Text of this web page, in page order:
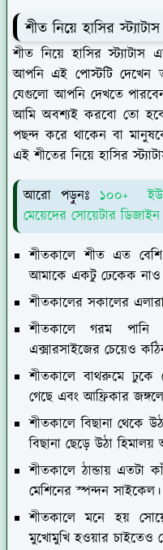
শীত নিয়ে হাসির
শীত নিয়ে হাসির
আপনি এই পোস্টটি দেখেন
যেগুলো আপনি দেখতে
আমি অবশ্যই করবো তো
পছন্দ করে থাকেন বা
এই শীতের নিয়ে হাসির
আরো পড়ুনঃ ১০০+
মেয়েদের সোয়েটার
শীতকালে শীত এত
আমাকে একটু ঢেকেক
শীতকালের সকালের এলারা
শীতকালে গরম
এক্সারসাইজের চেয়েও
শীতকালে বাথরুমে ঢুকে
গেছে এবং আফ্রিকার
শীতকালে বিছানা থেকে
বিছানা ছেড়ে উঠা
শীতকালে ঠান্ডায় এতটা
মেশিনের স্পন্দন সাইকেল।
শীতকালে মনে হয়
মুখোমুখি হওয়ার চাইতেও